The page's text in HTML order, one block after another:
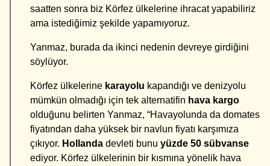
saatten sonra biz Körfez ülkelerine ihracat yapabiliriz
ama istediğimiz şekilde yapamıyoruz.
Yanmaz, burada da ikinci nedenin devreye girdiğini
söylüyor.
Körfez ülkelerine karayolu kapandığı ve denizyolu
mümkün olmadığı için tek alternatifin hava kargo
olduğunu belirten Yanmaz, “Havayolunda da domates
fiyatından daha yüksek bir navlun fiyatı karşımıza
çıkıyor. Hollanda devleti bunu yüzde 50 sübvanse
ediyor. Körfez ülkelerinin bir kısmına yönelik hava